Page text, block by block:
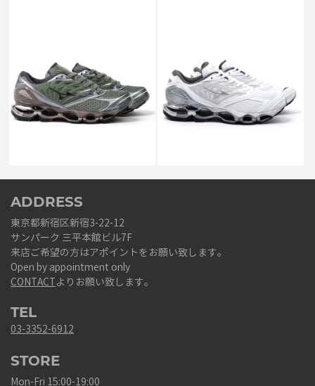
WAVE PROPHECY LS
GREEN/BLACK/METALLIC
GREY _
￥29,700
↓
WAVE PROPHECY LS WHITE
SILVER _
￥27,500
↓
￥13,750
ADDRESS
東京都新宿区新宿3-22-12
サンパーク 三平本館ビル7F
来店ご希望の方はアポイントをお願い致します。
Open by appointment only
CONTACTよりお願い致します。
TEL
03-3352-6912
STORE
Mon-Fri 15:00-19:00